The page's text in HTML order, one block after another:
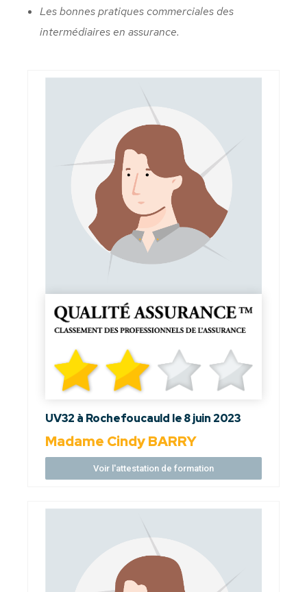
Les bonnes pratiques commerciales des
intermédiaires en assurance.
UV32 à Rochefoucauld le 8 juin 2023
Madame Cindy BARRY
Voir l'attestation de formation